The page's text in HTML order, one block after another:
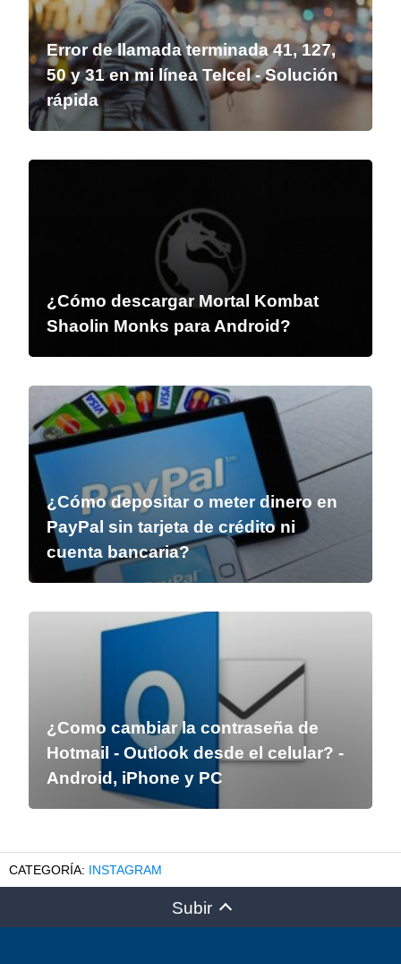
Error de llamada terminada 41, 127,
50 y 31 en mi línea Telcel - Solución
rápida
¿Cómo descargar Mortal Kombat
Shaolin Monks para Android?
¿Cómo depositar o meter dinero en
PayPal sin tarjeta de crédito ni
cuenta bancaria?
¿Como cambiar la contraseña de
Hotmail - Outlook desde el celular? -
Android, iPhone y PC
INSTAGRAM
Subir